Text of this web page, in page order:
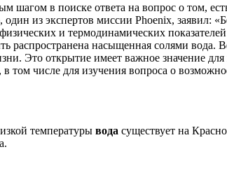
шагом в поиске ответа на вопрос о том,
из экспертов миссии Phoenix, заявил:
и термодинамических показателей
распространена насыщенная солями вода.
Это открытие имеет важное значение для
том числе для изучения вопроса о
температуры вода существует на